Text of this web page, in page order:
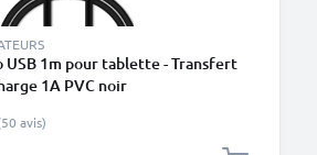
USB 1m pour tablette - Transfert
1A PVC noir
avis)